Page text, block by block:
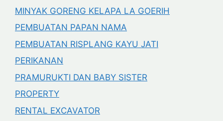
MINYAK GORENG KELAPA LA GOERIH
PEMBUATAN PAPAN NAMA
PEMBUATAN RISPLANG KAYU JATI
PERIKANAN
PRAMURUKTI DAN BABY SISTER
PROPERTY
RENTAL EXCAVATOR